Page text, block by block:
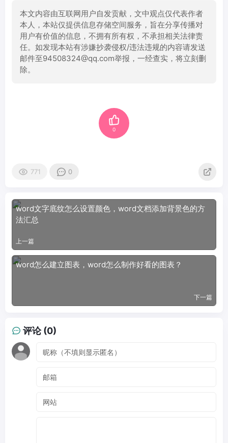
本文内容由互联网用户自发贡献，文中观点仅代表作者
本人，本站仅提供信息存储空间服务，旨在分享传播对
用户有价值的信息，不拥有所有权，不承担相关法律责
任。如发现本站有涉嫌抄袭侵权/违法违规的内容请发送
邮件至94508324@qq.com举报，一经查实，将立刻删
除。
0
771 0
word文字底纹怎么设置颜色，word文档添加背景色的方
法汇总
上一篇
word怎么建立图表，word怎么制作好看的图表？
下一篇
评论 (0)